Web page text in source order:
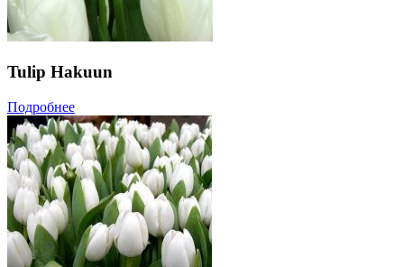
Tulip Hakuun
Подробнее